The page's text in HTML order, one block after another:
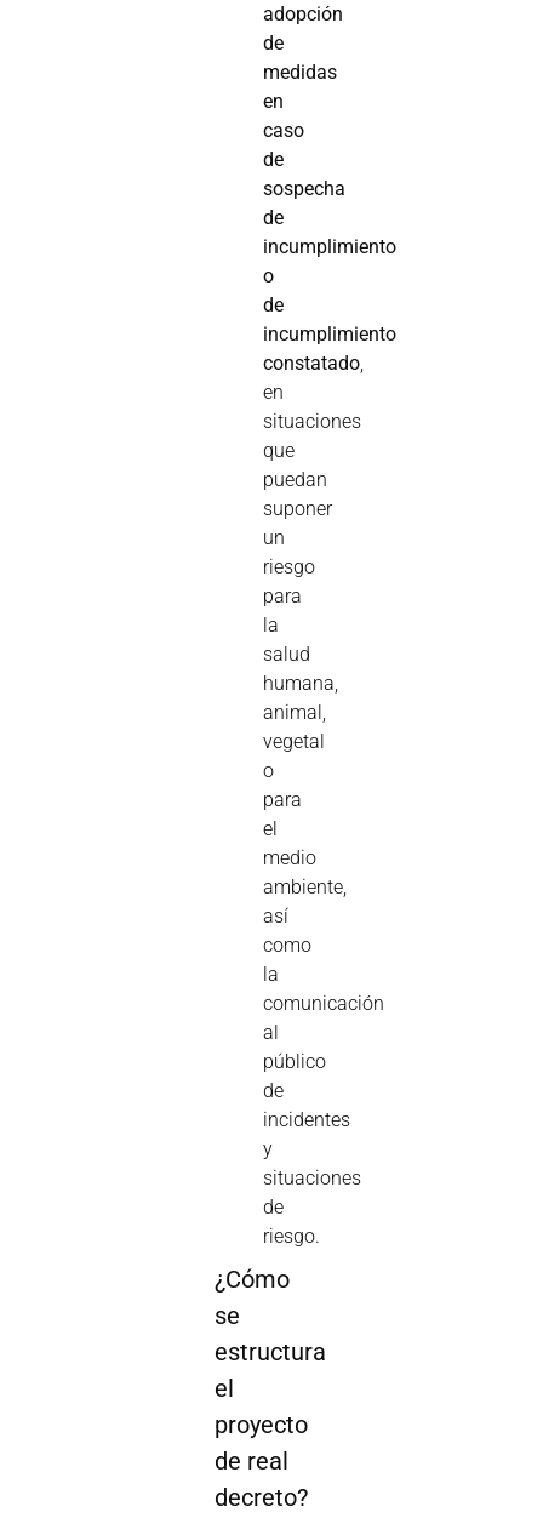
adopción
de
medidas
en
caso
de
sospecha
de
incumplimiento
o
de
incumplimiento
constatado
en
situaciones
que
puedan
suponer
un
riesgo
para
la
salud
humana,
animal,
vegetal
o
para
el
medio
ambiente,
así
como
la
comunicación
al
público
de
incidentes
y
situaciones
de
riesgo.
¿Cómo
se
estructura
el
proyecto
de real
decreto?